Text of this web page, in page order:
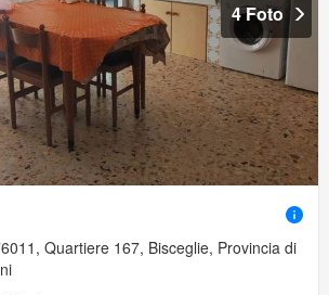
4 Foto
Quartiere 167, Bisceglie, Provincia di